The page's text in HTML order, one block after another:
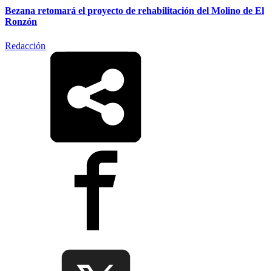
Bezana retomará el proyecto de rehabilitación del Molino de El
Ronzón
Redacción